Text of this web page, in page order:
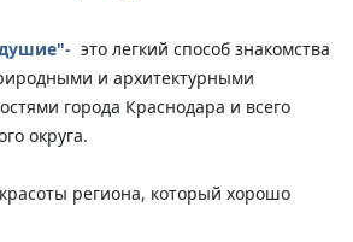
это легкий способ знакомства
и архитектурными
города Краснодара и всего
округа.
региона, который хорошо